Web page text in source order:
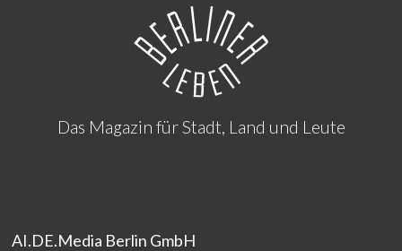
Das Magazin für Stadt, Land und Leute
AI.DE.Media Berlin GmbH